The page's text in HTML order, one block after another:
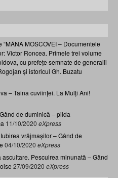
MOSCOVEI – Documentele
Victor Roncea. Primele trei volume
cu prefețe semnate de generalii
și istoricul Gh. Buzatu
– Taina cuviinței. La Mulți Ani!
de duminică – pilda
11/10/2020 eXpress
vrăjmașilor – Gând de
04/10/2020 eXpress
Pescuirea minunată – Gând
27/09/2020 eXpress